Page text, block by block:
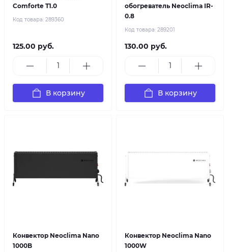
Comforte T1.0
Код товара: 289360
125.00 руб.
В корзину
обогреватель Neoclima IR-
0.8
Код товара: 289201
130.00 руб.
В корзину
Конвектор Neoclima Nano
1000B
Конвектор Neoclima Nano
1000W